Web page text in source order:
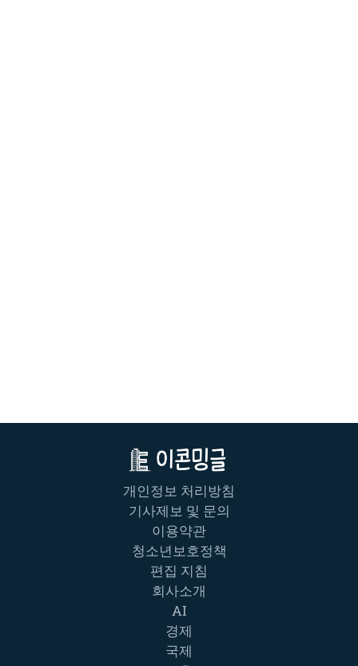
개인정보 처리방침
기사제보 및 문의
이용약관
청소년보호정책
편집 지침
회사소개
AI
경제
국제